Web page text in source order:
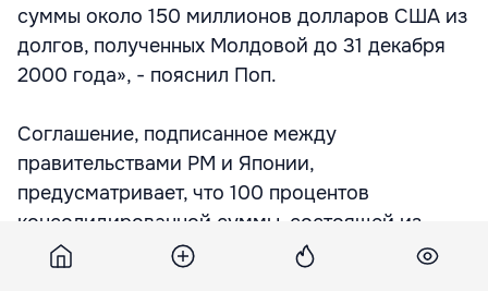
суммы около 150 миллионов долларов США из
долгов, полученных Молдовой до 31 декабря
2000 года», - пояснил Поп.
Соглашение, подписанное между
правительствами РМ и Японии,
предусматривает, что 100 процентов
консолидированной суммы, состоящей из
долгов со сроком выплаты в период